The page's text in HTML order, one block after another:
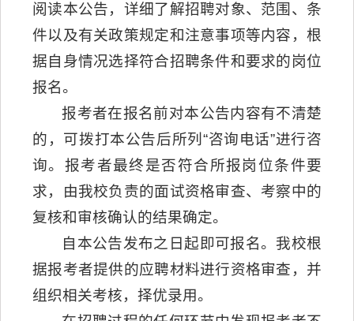
阅读本公告，详细了解招聘对象、范围、条
件以及有关政策规定和注意事项等内容，根
据自身情况选择符合招聘条件和要求的岗位
报名。
报考者在报名前对本公告内容有不清楚
的，可拨打本公告后所列“咨询电话”进行咨
询。报考者最终是否符合所报岗位条件要
求，由我校负责的面试资格审查、考察中的
复核和审核确认的结果确定。
自本公告发布之日起即可报名。我校根
据报考者提供的应聘材料进行资格审查，并
组织相关考核，择优录用。